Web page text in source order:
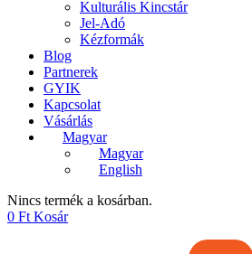
Kulturális Kincstár
Jel-Adó
Kézformák
Blog
Partnerek
GYIK
Kapcsolat
Vásárlás
Magyar
Magyar
English
Nincs termék a kosárban.
0 Ft Kosár